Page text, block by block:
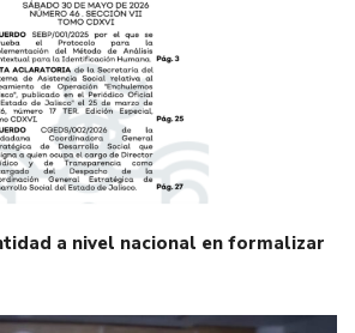
a nivel nacional en formalizar